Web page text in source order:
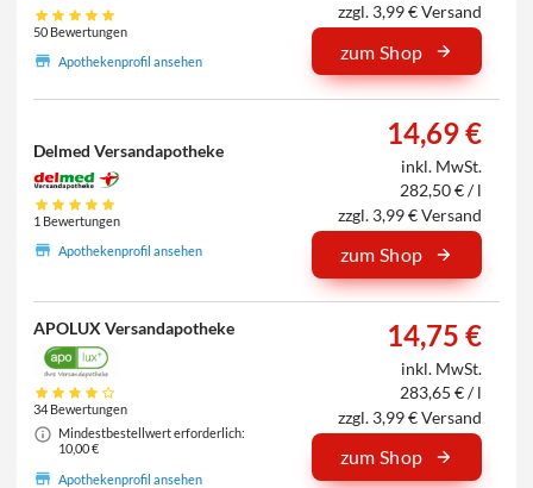
50 Bewertungen
Apothekenprofil ansehen
zzgl. 3,99 € Versand
zum Shop
Delmed Versandapotheke
1 Bewertungen
Apothekenprofil ansehen
14,69 €
inkl. MwSt.
282,50 € / l
zzgl. 3,99 € Versand
zum Shop
APOLUX Versandapotheke
34 Bewertungen
Mindestbestellwert erforderlich:
10,00 €
Apothekenprofil ansehen
14,75 €
inkl. MwSt.
283,65 € / l
zzgl. 3,99 € Versand
zum Shop